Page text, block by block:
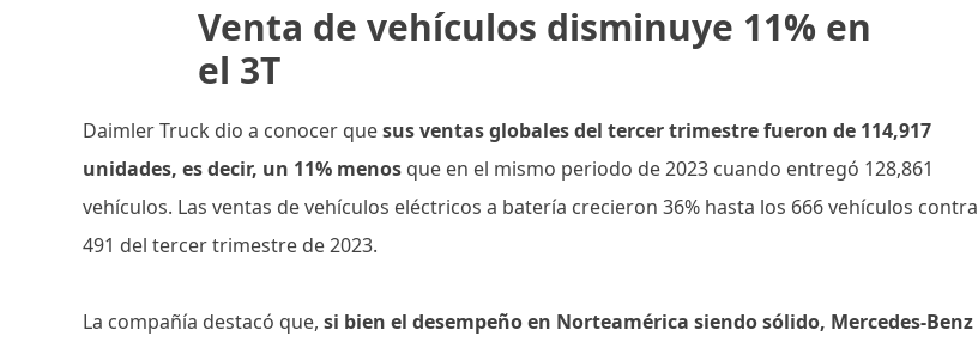
Venta de vehículos disminuye 11% en
el 3T
Daimler Truck dio a conocer quesus ventas globales del tercer trimestre fueron de 114,917
unidades, es decir, un 11% menos que en el mismo periodo de 2023 cuando entregó 128,861
vehículos. Las ventas de vehículos eléctricos a batería crecieron 36% hasta los 666 vehículos contra
491 del tercer trimestre de 2023.
La compañía destacó que,si bien el desempeño en Norteamérica siendo sólido, Mercedes-Benz